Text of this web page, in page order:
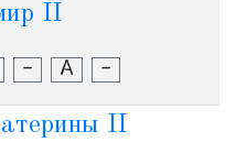
II
- А -
II